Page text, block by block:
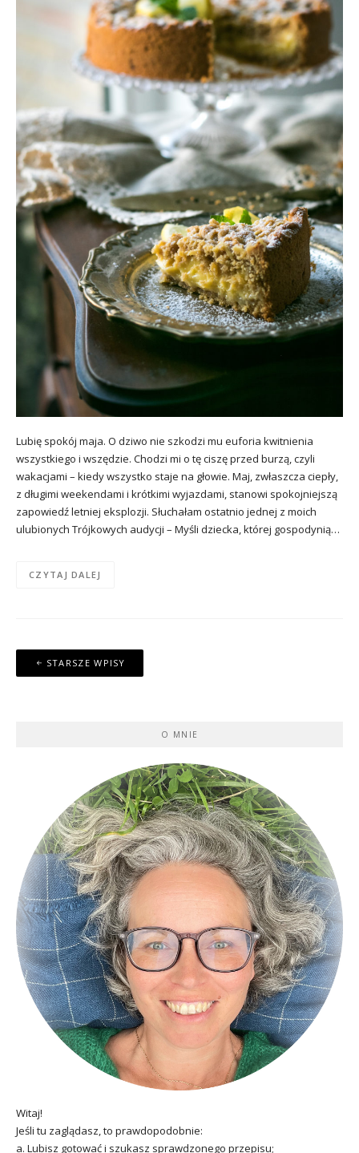
Lubię spokój maja. O dziwo nie szkodzi mu euforia kwitnienia
wszystkiego i wszędzie. Chodzi mi o tę ciszę przed burzą, czyli
wakacjami – kiedy wszystko staje na głowie. Maj, zwłaszcza ciepły,
z długimi weekendami i krótkimi wyjazdami, stanowi spokojniejszą
zapowiedź letniej eksplozji. Słuchałam ostatnio jednej z moich
ulubionych Trójkowych audycji – Myśli dziecka, której gospodynią…
CZYTAJ DALEJ
Nawigacja
po
STARSZE WPISY
O MNIE
Witaj!
Jeśli tu zaglądasz, to prawdopodobnie:
a. Lubisz gotować i szukasz sprawdzonego przepisu;